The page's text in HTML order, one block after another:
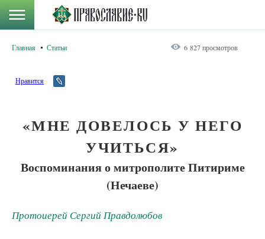
Главная Статьи 6 827 просмотров
Нравится
«МНЕ ДОВЕЛОСЬ У НЕГО
УЧИТЬСЯ»
Воспоминания о митрополите Питириме
(Нечаеве)
Протоиерей Сергий Правдолюбов